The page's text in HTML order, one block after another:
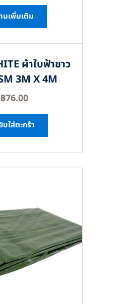
นเพิ่มเติม
ผ้าใบฟ้าขาว
3M X 4M
฿76.00
บใส่ตะกร้า